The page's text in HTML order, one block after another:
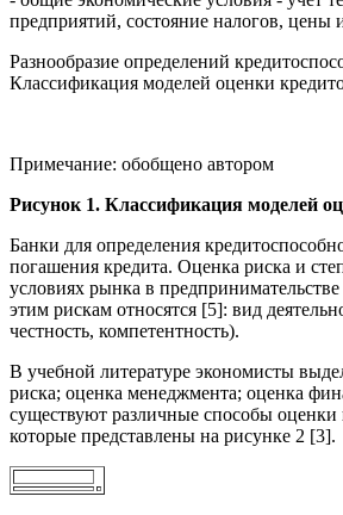
предприятий, состояние налогов, цены
Разнообразие определений
Классификация моделей оценки
Примечание: обобщено автором
Рисунок 1. Классификация моделей
Банки для определения
погашения кредита. Оценка риска и
условиях рынка в
этим рискам относятся [5]: вид
честность, компетентность).
В учебной литературе экономисты
риска; оценка менеджмента; оценка
существуют различные способы оценки
которые представлены на рисунке 2 [3].